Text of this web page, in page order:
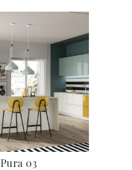
Pura 03